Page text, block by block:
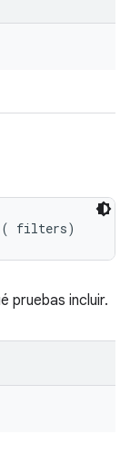
filters)
pruebas incluir.